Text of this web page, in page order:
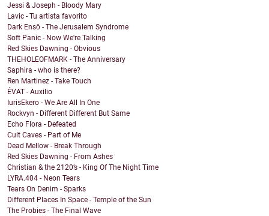
Jessi & Joseph - Bloody Mary
Lavic - Tu artista favorito
Dark Ensō - The Jerusalem Syndrome
Soft Panic - Now We're Talking
Red Skies Dawning - Obvious
THEHOLEOFMARK - The Anniversary
Saphira - who is there?
Ren Martinez - Take Touch
ÉVAT - Auxilio
IurisEkero - We Are All In One
Rockvyn - Different Different But Same
Echo Flora - Defeated
Cult Caves - Part of Me
Dead Mellow - Break Through
Red Skies Dawning - From Ashes
Christian & the 2120’s - King Of The Night Time
LYRA.404 - Neon Tears
Tears On Denim - Sparks
Different Places In Space - Temple of the Sun
The Probies - The Final Wave